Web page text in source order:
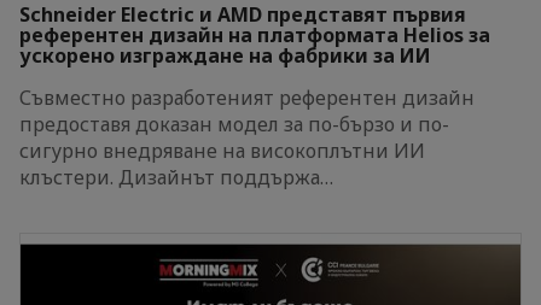
Schneider Electric и AMD представят първия
референтен дизайн на платформата Helios за
ускорено изграждане на фабрики за ИИ
Съвместно разработеният референтен дизайн
предоставя доказан модел за по-бързо и по-
сигурно внедряване на високоплътни ИИ
клъстери. Дизайнът поддържа…